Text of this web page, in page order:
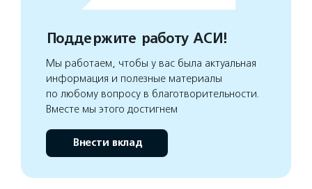
Поддержите работу АСИ!
Мы работаем, чтобы у вас была актуальная
информация и полезные материалы
по любому вопросу в благотворительности.
Вместе мы этого достигнем
Внести вклад